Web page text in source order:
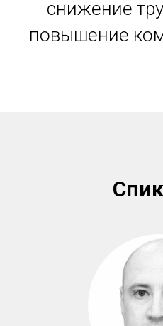
снижение
повышение